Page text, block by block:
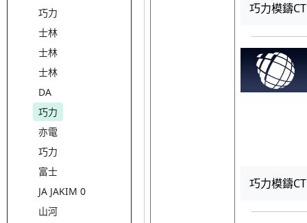
巧力
士林
士林
士林
DA
巧力
亦電
巧力
富士
JA JAKIM 0
山河
巧力模鑄
巧力模鑄